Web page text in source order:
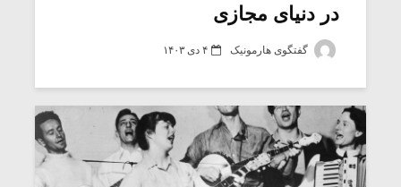
در دنیای مجازی
گفتگوی هارمونیک ۴ دی ۱۴۰۳